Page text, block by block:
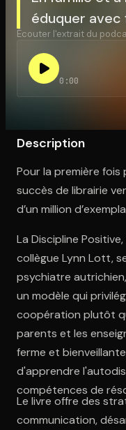
Ouvre l'app
éduquer
Écouter l'extrait du
0:00
Description
Pour la première fois
succès de librairie
d’un million
La Discipline
collègue Lynn Lott,
psychiatre
un modèle qui
coopération plutôt
parents et les
ferme et
d'apprendre
compétences de
Le livre offre des
communication,